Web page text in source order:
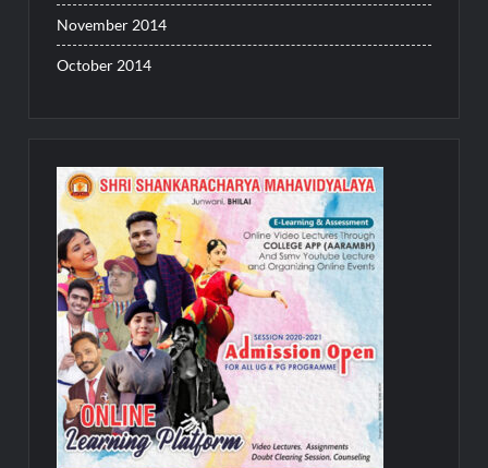
November 2014
October 2014